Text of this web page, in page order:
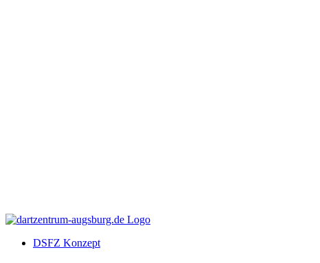
DSFZ Konzept